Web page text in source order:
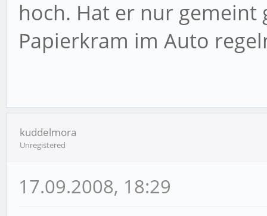
hoch. Hat er nur
Papierkram im Auto
kuddelmora
Unregistered
17.09.2008, 18:29